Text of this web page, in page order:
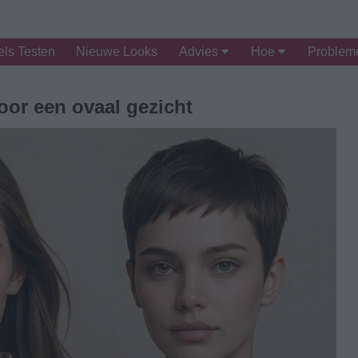
Testen Nieuwe Looks Advies Hoe
een ovaal gezicht